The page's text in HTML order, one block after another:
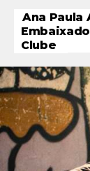
Ana Paula
Clube